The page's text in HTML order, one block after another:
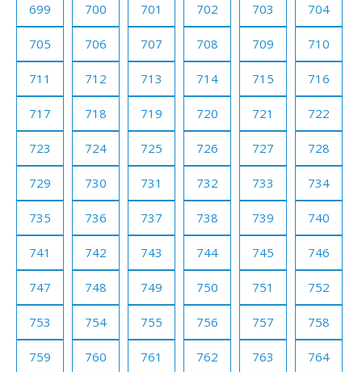
699 700 701 702 703 704
705 706 707 708 709 710
711 712 713 714 715 716
717 718 719 720 721 722
723 724 725 726 727 728
729 730 731 732 733 734
735 736 737 738 739 740
741 742 743 744 745 746
747 748 749 750 751 752
753 754 755 756 757 758
759 760 761 762 763 764